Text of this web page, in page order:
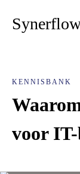
KENNISBANK
voor